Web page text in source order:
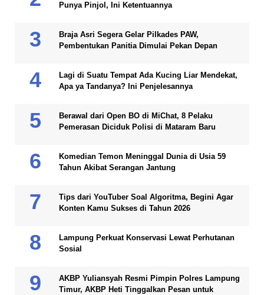
Punya Pinjol, Ini Ketentuannya
Braja Asri Segera Gelar Pilkades PAW,
Pembentukan Panitia Dimulai Pekan Depan
Lagi di Suatu Tempat Ada Kucing Liar Mendekat,
Apa ya Tandanya? Ini Penjelesannya
Berawal dari Open BO di MiChat, 8 Pelaku
Pemerasan Diciduk Polisi di Mataram Baru
Komedian Temon Meninggal Dunia di Usia 59
Tahun Akibat Serangan Jantung
Tips dari YouTuber Soal Algoritma, Begini Agar
Konten Kamu Sukses di Tahun 2026
Lampung Perkuat Konservasi Lewat Perhutanan
Sosial
AKBP Yuliansyah Resmi Pimpin Polres Lampung
Timur, AKBP Heti Tinggalkan Pesan untuk